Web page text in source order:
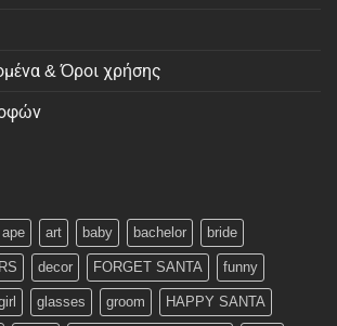
& Όροι χρήσης
ape art baby bachelor bride
decor FORGET SANTA funny
glasses groom HAPPY SANTA